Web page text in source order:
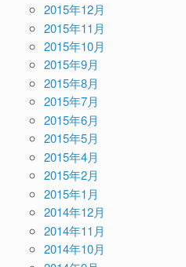
2015年12月
2015年11月
2015年10月
2015年9月
2015年8月
2015年7月
2015年6月
2015年5月
2015年4月
2015年2月
2015年1月
2014年12月
2014年11月
2014年10月